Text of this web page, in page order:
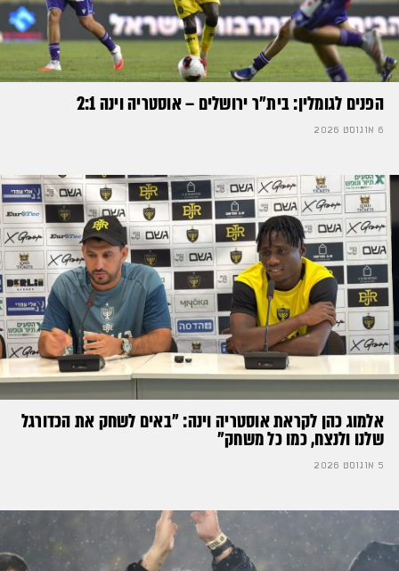
הפנים לגומלין: בית״ר ירושלים – אוסטריה וינה 2:1
6 אוגוסט 2026
אלמוג כהן לקראת אוסטריה וינה: ״באים לשחק את הכדורגל
שלנו ולנצח, כמו כל משחק״
5 אוגוסט 2026